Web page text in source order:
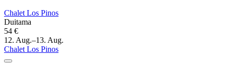
Chalet Los Pinos
Duitama
54 €
12. Aug.–13. Aug.
Chalet Los Pinos